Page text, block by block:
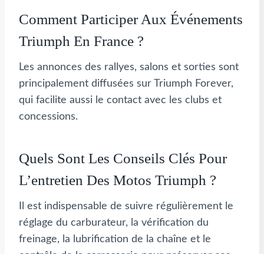
Comment Participer Aux Événements
Triumph En France ?
Les annonces des rallyes, salons et sorties sont
principalement diffusées sur Triumph Forever,
qui facilite aussi le contact avec les clubs et
concessions.
Quels Sont Les Conseils Clés Pour
L’entretien Des Motos Triumph ?
Il est indispensable de suivre régulièrement le
réglage du carburateur, la vérification du
freinage, la lubrification de la chaîne et le